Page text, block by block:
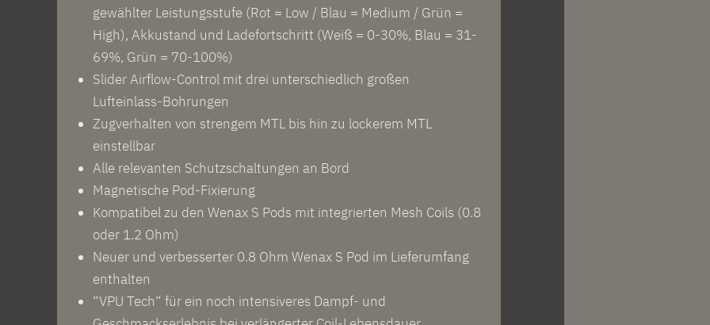
gewählter Leistungsstufe (Rot = Low / Blau = Medium / Grün =
High), Akkustand und Ladefortschritt (Weiß = 0-30%, Blau = 31-
69%, Grün = 70-100%)
Slider Airflow-Control mit drei unterschiedlich großen
Lufteinlass-Bohrungen
Zugverhalten von strengem MTL bis hin zu lockerem MTL
einstellbar
Alle relevanten Schutzschaltungen an Bord
Magnetische Pod-Fixierung
Kompatibel zu den Wenax S Pods mit integrierten Mesh Coils (0.8
oder 1.2 Ohm)
Neuer und verbesserter 0.8 Ohm Wenax S Pod im Lieferumfang
enthalten
“VPU Tech“ für ein noch intensiveres Dampf- und